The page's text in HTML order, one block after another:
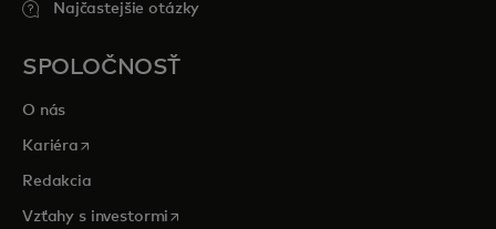
Najčastejšie otázky
SPOLOČNOSŤ
O nás
Kariéra opens in a new tab
Redakcia
Vzťahy s investormi opens in a new tab